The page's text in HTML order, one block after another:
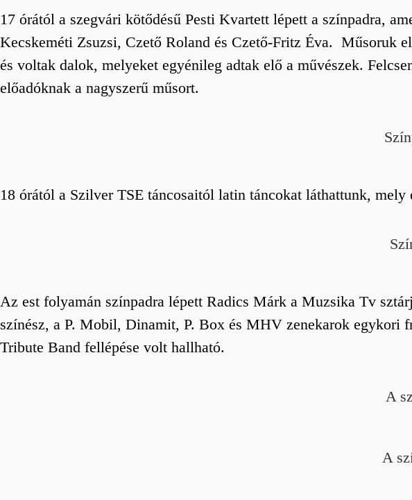
17 órától a szegvári kötődésű Pesti Kvartett lépett a színpadra,
Kecskeméti Zsuzsi, Czető Roland és Czető-Fritz Éva. Műsoruk
és voltak dalok, melyeket egyénileg adtak elő a művészek.
előadóknak a nagyszerű műsort.
18 órától a Szilver TSE táncosaitól latin táncokat láthattunk, mely
Az est folyamán színpadra lépett Radics Márk a Muzsika Tv
színész, a P. Mobil, Dinamit, P. Box és MHV zenekarok egykori
Tribute Band fellépése volt hallható.
A
A